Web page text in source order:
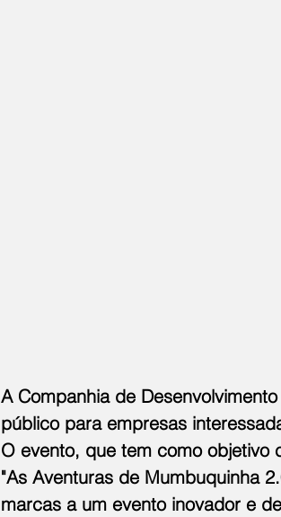
A Companhia de
público para empresas
O evento, que tem como objetivo
"As Aventuras de Mumbuquinha
marcas a um evento inovador e